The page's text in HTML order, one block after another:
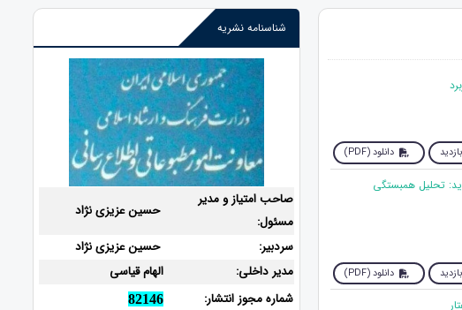
دانلود (PDF)
تحلیل همبستگی
دانلود (PDF)
شناسنامه نشریه
صاحب امتیاز و مدیر
مسئول:
حسین عزیزی نژاد
سردبیر:
حسین عزیزی نژاد
مدیر داخلی:
الهام قیاسی
شماره مجوز انتشار:
82146